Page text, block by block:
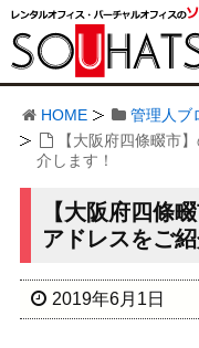
HOME
管理人ブ
【大阪府四條畷市
介します！
【大阪府四條
アドレスをご紹
2019年6月1日